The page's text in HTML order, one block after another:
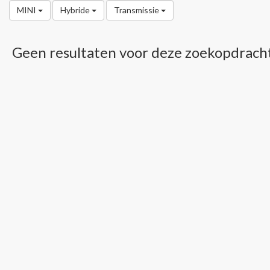
MINI Hybride Transmissie
Geen resultaten voor deze